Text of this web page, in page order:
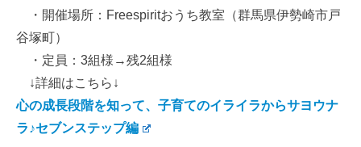
・開催場所：Freespiritおうち教室（群馬県伊勢崎市戸
谷塚町）
・定員：3組様→残2組様
↓詳細はこちら↓
心の成長段階を知って、子育てのイライラからサヨウナ
ラ♪セブンステップ編